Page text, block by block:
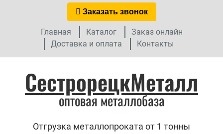
Заказать звонок
Главная Каталог
Заказ онлайн
Доставка и оплата
Контакты
СестрорецкМеталл
оптовая металлобаза
Отгрузка металлопроката от 1 тонны